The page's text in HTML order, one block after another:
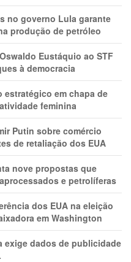
no governo Lula garante
produção de petróleo
Eustáquio ao STF
à democracia
estratégico em chapa de
feminina
Putin sobre comércio
de retaliação dos EUA
nove propostas que
e petrolíferas
dos EUA na eleição
em Washington
exige dados de publicidade